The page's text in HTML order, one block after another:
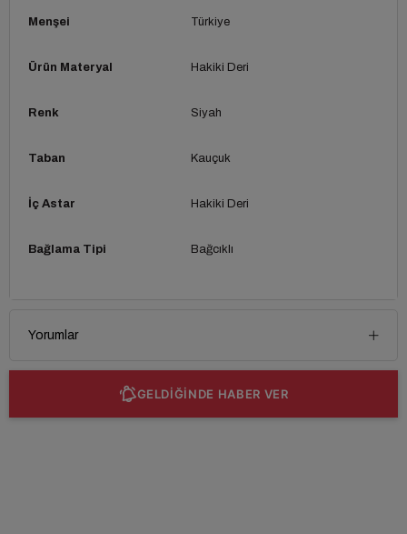
Menşei Türkiye
Ürün Materyal Hakiki Deri
Renk Siyah
Taban Kauçuk
İç Astar Hakiki Deri
Bağlama Tipi Bağcıklı
Yorumlar
GELDİĞİNDE HABER VER